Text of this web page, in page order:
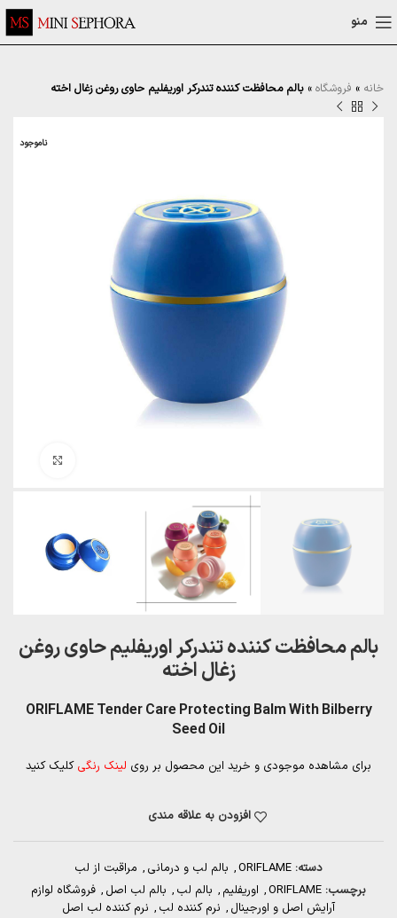
منو
خانه » فروشگاه » بالم محافظت کننده تندرکر اوریفلیم حاوی روغن زغال اخته
ناموجود
بالم محافظت کننده تندرکر اوریفلیم حاوی روغن
زغال اخته
ORIFLAME Tender Care Protecting Balm With Bilberry
Seed Oil
برای مشاهده موجودی و خرید این محصول بر روی لینک رنگی کلیک کنید
افزودن به علاقه مندی
دسته: ORIFLAME
, بالم لب و درمانی , مراقبت از لب
برچسب: ORIFLAME
, اوریفلیم , بالم لب , بالم لب اصل , فروشگاه لوازم
آرایش اصل و اورجینال , نرم کننده لب , نرم کننده لب اصل